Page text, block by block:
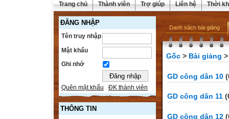
Trang chủ Thành viên Trợ giúp Liên hệ Thời
ĐĂNG NHẬP
Tên truy nhập
Mật khẩu
Ghi nhớ
Quên mật khẩu ĐK thành viên
THÔNG TIN
Danh sách bài giảng
Gốc > Bài giảng
GD công dân 10
GD công dân 11
GD công dân 12